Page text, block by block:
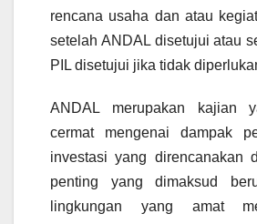
rencana usaha dan atau
setelah ANDAL disetujui atau
PIL disetujui jika tidak
ANDAL merupakan kajian
cermat mengenai dampak
investasi yang direncanakan
penting yang dimaksud
lingkungan yang amat